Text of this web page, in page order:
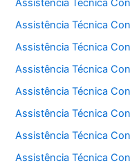
Assistência Técnica
Assistência Técnica
Assistência Técnica
Assistência Técnica
Assistência Técnica
Assistência Técnica
Assistência Técnica
Assistência Técnica